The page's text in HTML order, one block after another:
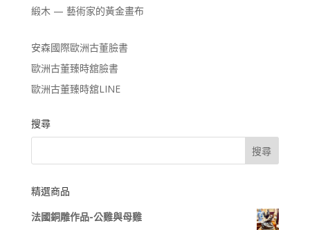
緞木 — 藝術家的黃金畫布
安森國際歐洲古董臉書
歐洲古董臻時舘臉書
歐洲古董臻時舘LINE
搜尋
精選商品
法國銅雕作品-公雞與母雞